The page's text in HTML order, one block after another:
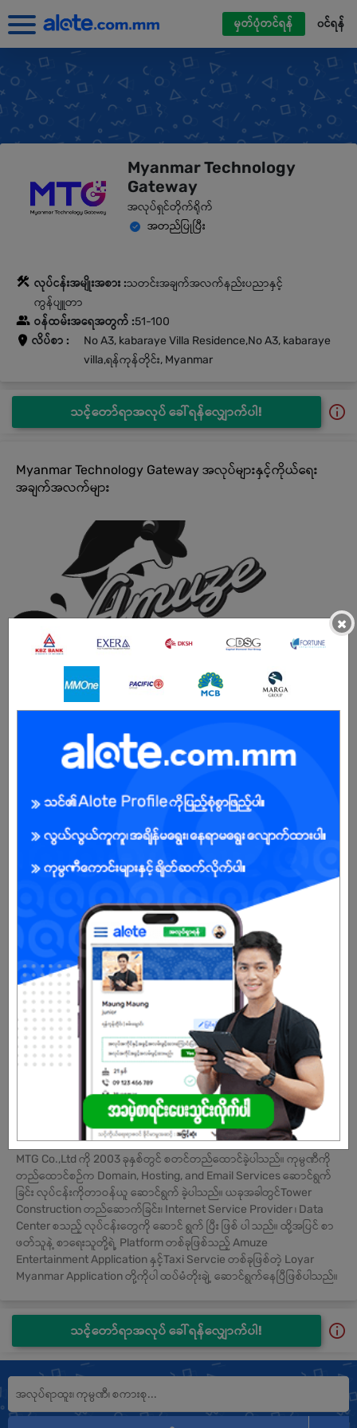
မှတ်ပုံတင်ရန် ၀င်ရန်
Myanmar Technology
Gateway
အလုပ်ရှင်တိုက်ရိုက်
အတည်ပြုပြီး
လုပ်ငန်းအမျိုးအစား :သတင်းအချက်အလက်နည်းပညာနှင့်
ကွန်ပျူတာ
ဝန်ထမ်းအရေအတွက် :51-100
လိပ်စာ :
No A3, kabaraye Villa Residence,No A3, kabaraye
villa,ရန်ကုန်တိုင်း, Myanmar
သင့်တော်ရာအလုပ် ခေါ်ရန်လျှောက်ပါ!
Myanmar Technology Gateway အလုပ်များနှင့်ကိုယ်ရေး
အချက်အလက်များ
Myanmar Technology Gateway အလုပ်များ
Driver (Ferry Driver)
ရန်ကုန်တိုင်း
3 ဦး
ကြည့်ရန်
Airport Operators
ရန်ကုန်တိုင်း
21 Jul 2026
15 ဦး
လစာကြည့်မယ်
အလုပ်အားလုံးကိုကြည့်မည်။
ကုမ္ပဏီ၏မျှော်မှန်းချက်နှင့်တာဝန်
MTG Co.,Ltd ကို 2003 ခုနှစ်တွင် စတင်တည်ထောင်ခဲ့ပါသည်။ ကုမ္ပဏီကို
တည်ထောင်စဉ်က Domain, Hosting, and Email Services ဆောင်ရွက်
ခြင်း လုပ်ငန်းကိုတာဝန်ယူ ဆောင်ရွက် ခဲ့ပါသည်။ ယခုအခါတွင်Tower
Construction တည်ဆောက်ခြင်း၊ Internet Service Provider ၊ Data
Center စသည့် လုပ်ငန်းတွေကို ဆောင် ရွက် ပြီး ဖြစ် ပါ သည်။ ထို့အပြင် စာ
ဖတ်သူနဲ့ စာရေးသူတို့ရဲ့ Platform တစ်ခုဖြစ်သည့် Amuze
Entertainment Application နှင့်Taxi Servcie တစ်ခုဖြစ်တဲ့ Loyar
Myanmar Application တို့ကိုပါ ထပ်မံတိုးချဲ့ ဆောင်ရွက်နေပြီဖြစ်ပါသည်။
သင့်တော်ရာအလုပ် ခေါ်ရန်လျှောက်ပါ!
×